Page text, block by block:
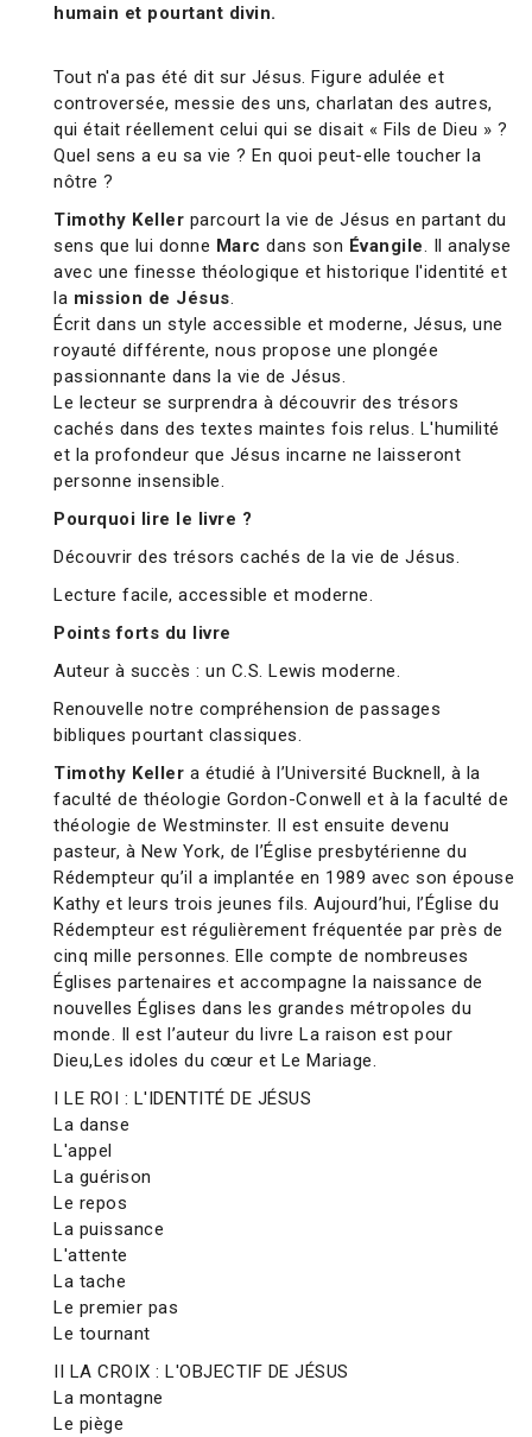
humain et pourtant divin.
Tout n'a pas été dit sur Jésus. Figure adulée et
controversée, messie des uns, charlatan des autres,
qui était réellement celui qui se disait « Fils de Dieu » ?
Quel sens a eu sa vie ? En quoi peut-elle toucher la
nôtre ?
Timothy Keller parcourt la vie de Jésus en partant du
sens que lui donne Marc dans son Évangile. Il analyse
avec une finesse théologique et historique l'identité et
la mission de Jésus.
Écrit dans un style accessible et moderne, Jésus, une
royauté différente, nous propose une plongée
passionnante dans la vie de Jésus.
Le lecteur se surprendra à découvrir des trésors
cachés dans des textes maintes fois relus. L'humilité
et la profondeur que Jésus incarne ne laisseront
personne insensible.
Pourquoi lire le livre ?
Découvrir des trésors cachés de la vie de Jésus.
Lecture facile, accessible et moderne.
Points forts du livre
Auteur à succès : un C.S. Lewis moderne.
Renouvelle notre compréhension de passages
bibliques pourtant classiques.
Timothy Keller a étudié à l’Université Bucknell, à la
faculté de théologie Gordon-Conwell et à la faculté de
théologie de Westminster. Il est ensuite devenu
pasteur, à New York, de l’Église presbytérienne du
Rédempteur qu’il a implantée en 1989 avec son épouse
Kathy et leurs trois jeunes fils. Aujourd’hui, l’Église du
Rédempteur est régulièrement fréquentée par près de
cinq mille personnes. Elle compte de nombreuses
Églises partenaires et accompagne la naissance de
nouvelles Églises dans les grandes métropoles du
monde. Il est l’auteur du livre La raison est pour
Dieu,Les idoles du cœur et Le Mariage.
I LE ROI : L'IDENTITÉ DE JÉSUS
La danse
L'appel
La guérison
Le repos
La puissance
L'attente
La tache
Le premier pas
Le tournant
II LA CROIX : L'OBJECTIF DE JÉSUS
La montagne
Le piège